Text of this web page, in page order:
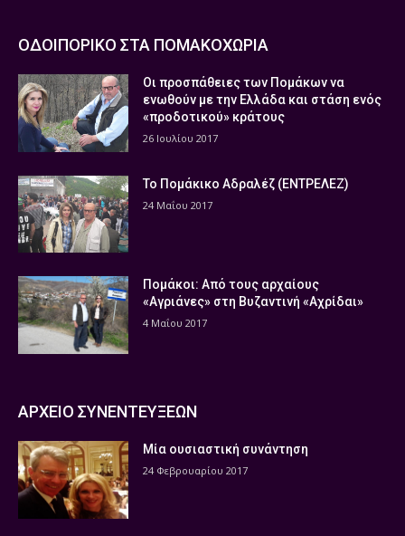
ΟΔΟΙΠΟΡΙΚΟ ΣΤΑ ΠΟΜΑΚΟΧΩΡΙΑ
Οι προσπάθειες των Πομάκων να
ενωθούν με την Ελλάδα και στάση ενός
«προδοτικού» κράτους
26 Ιουλίου 2017
Το Πομάκικο Αδραλέζ (ΕΝΤΡΕΛΕΖ)
24 Μαΐου 2017
Πομάκοι: Από τους αρχαίους
«Αγριάνες» στη Βυζαντινή «Αχρίδαι»
4 Μαΐου 2017
ΑΡΧΕΙΟ ΣΥΝΕΝΤΕΥΞΕΩΝ
Μία ουσιαστική συνάντηση
24 Φεβρουαρίου 2017